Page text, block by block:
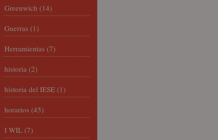
Greenwich (14)
Guerras (1)
Herramientas (7)
historia (2)
historia del IESE (1)
horarios (45)
I WIL (7)